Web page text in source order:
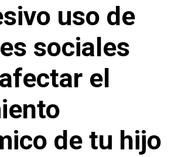
uso de
sociales
el
de tu hijo